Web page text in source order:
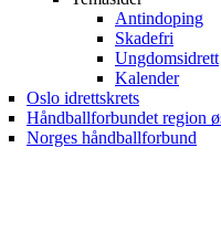
Antindoping
Skadefri
Ungdomsidrett
Kalender
Oslo idrettskrets
Håndballforbundet region
Norges håndballforbund